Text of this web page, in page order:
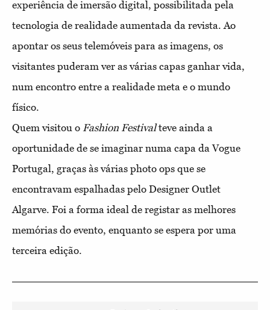
experiência de imersão digital, possibilitada pela
tecnologia de realidade aumentada da revista. Ao
apontar os seus telemóveis para as imagens, os
visitantes puderam ver as várias capas ganhar vida,
num encontro entre a realidade meta e o mundo
físico.
Quem visitou o Fashion Festivalteve ainda a
oportunidade de se imaginar numa capa da Vogue
Portugal, graças às várias photo ops que se
encontravam espalhadas pelo Designer Outlet
Algarve. Foi a forma ideal de registar as melhores
memórias do evento, enquanto se espera por uma
terceira edição.